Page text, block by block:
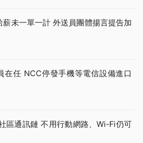
未一單一計 外送員團體揚言提告加
在任 NCC停發手機等電信設備進口
區通訊鏈 不用行動網路、Wi-Fi仍可